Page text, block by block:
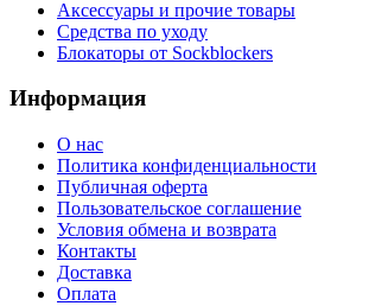
Аксессуары и прочие товары
Средства по уходу
Блокаторы от Sockblockers
Информация
О нас
Политика конфиденциальности
Публичная оферта
Пользовательское соглашение
Условия обмена и возврата
Контакты
Доставка
Оплата